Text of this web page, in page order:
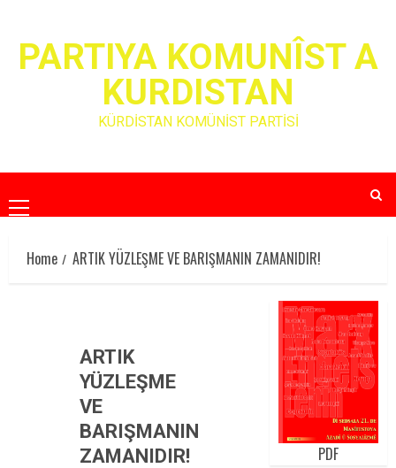
contentPARTIYA KOMUNÎST A
KURDISTAN
KÜRDİSTAN KOMÜNİST PARTİSİ
Primary
Menu
Home
ARTIK YÜZLEŞME VE BARIŞMANIN ZAMANIDIR!
ARTIK
YÜZLEŞME
VE
BARIŞMANIN
ZAMANIDIR!
PDF